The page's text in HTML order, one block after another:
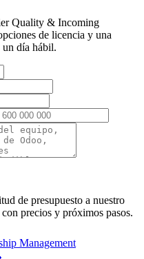
Quality & Incoming
de licencia y una
un día hábil.
de presupuesto a nuestro
precios y próximos pasos.
Management